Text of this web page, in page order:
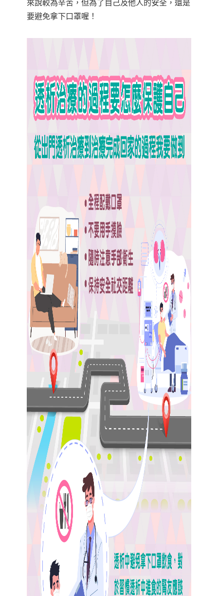
來說較為辛苦，但為了自己及他人的安全，還是
要避免拿下口罩喔！